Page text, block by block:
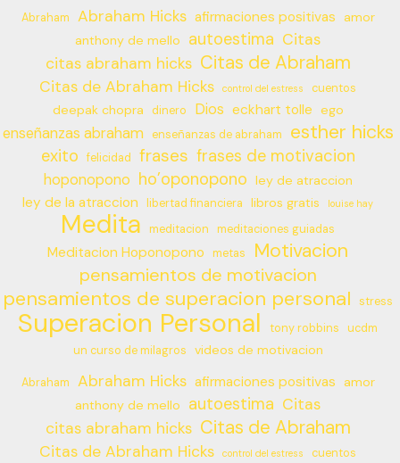
Abraham Abraham Hicks afirmaciones positivas
amor
anthony de mello
autoestima Citas
citas abraham hicks Citas de Abraham
Citas de Abraham Hicks control del estress cuentos
deepak chopra dinero Dios eckhart tolle ego
enseñanzas abraham enseñanzas de abraham esther hicks
exito felicidad frases frases de motivacion
hoponopono ho’oponopono ley de atraccion
ley de la atraccion libertad financiera libros gratis louise hay
Medita meditacion meditaciones guiadas
Meditacion Hoponopono metas Motivacion
pensamientos de motivacion
pensamientos de superacion personal stress
Superacion Personal tony robbins
ucdm
un curso de milagros
videos de motivacion
Abraham Abraham Hicks afirmaciones positivas
amor
anthony de mello
autoestima Citas
citas abraham hicks Citas de Abraham
Citas de Abraham Hicks control del estress cuentos